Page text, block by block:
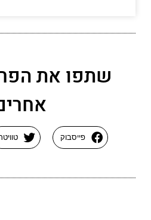
שתפו את
פייסבוק